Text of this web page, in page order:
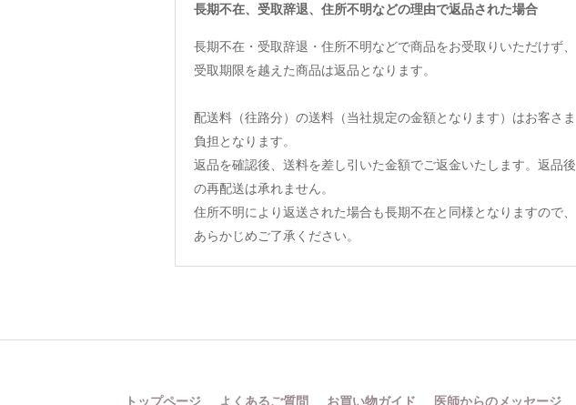
長期不在、受取辞退、住所不明などの理由で返品された場合
長期不在・受取辞退・住所不明などで商品をお受取りいただけず、
受取期限を越えた商品は返品となります。
配送料（往路分）の送料（当社規定の金額となります）はお客さま
負担となります。
返品を確認後、送料を差し引いた金額でご返金いたします。返品後
の再配送は承れません。
住所不明により返送された場合も長期不在と同様となりますので、
あらかじめご了承ください。
トップページ よくあるご質問 お買い物ガイド 医師からのメッセージ